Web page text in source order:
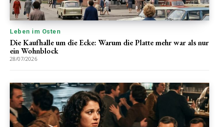
Leben im Osten
Die Kaufhalle um die Ecke: Warum die Platte mehr war als nur
ein Wohnblock
28/07/2026